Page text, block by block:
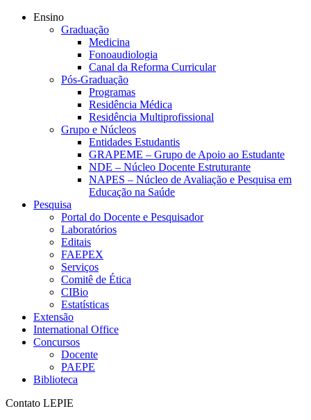
Ensino
Graduação
Medicina
Fonoaudiologia
Canal da Reforma Curricular
Pós-Graduação
Programas
Residência Médica
Residência Multiprofissional
Grupo e Núcleos
Entidades Estudantis
GRAPEME – Grupo de Apoio ao Estudante
NDE – Núcleo Docente Estruturante
NAPES – Núcleo de Avaliação e Pesquisa em
Educação na Saúde
Pesquisa
Portal do Docente e Pesquisador
Laboratórios
Editais
FAEPEX
Serviços
Comitê de Ética
CIBio
Estatísticas
Extensão
International Office
Concursos
Docente
PAEPE
Biblioteca
Contato LEPIE